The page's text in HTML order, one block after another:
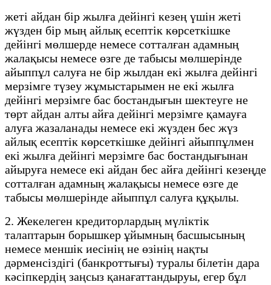
жеті айдан бір жылға дейінгі кезең үшін жеті
жүзден бір мың айлық есептік көрсеткішке
дейінгі мөлшерде немесе сотталған адамның
жалақысы немесе өзге де табысы мөлшерінде
айыппұл салуға не бір жылдан екі жылға дейінгі
мерзімге түзеу жұмыстарымен не екі жылға
дейінгі мерзімге бас бостандығын шектеуге не
төрт айдан алты айға дейінгі мерзімге қамауға
алуға жазаланады немесе екі жүзден бес жүз
айлық есептік көрсеткішке дейінгі айыппұлмен
екі жылға дейінгі мерзімге бас бостандығынан
айыруға немесе екі айдан бес айға дейінгі кезеңде
сотталған адамның жалақысы немесе өзге де
табысы мөлшерінде айыппұл салуға құқылы.
2. Жекелеген кредиторлардың мүліктік
талаптарын борышкер ұйымның басшысының
немесе меншік иесінің не өзінің нақты
дәрменсіздігі (банкроттығы) туралы білетін дара
кәсіпкердің заңсыз қанағаттандыруы, егер бұл